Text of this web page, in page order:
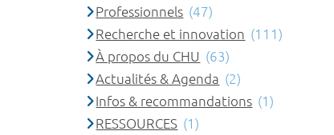
Professionnels (47)
Recherche et innovation (111)
À propos du CHU (63)
Actualités & Agenda (2)
Infos & recommandations (1)
RESSOURCES (1)